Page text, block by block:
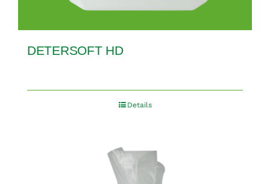
DETERSOFT HD
Details